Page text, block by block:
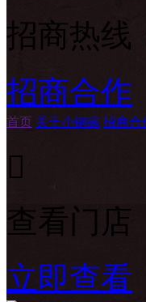
招商热线
招商合作
首页 关于小钢碗 招商合

查看门店
立即查看